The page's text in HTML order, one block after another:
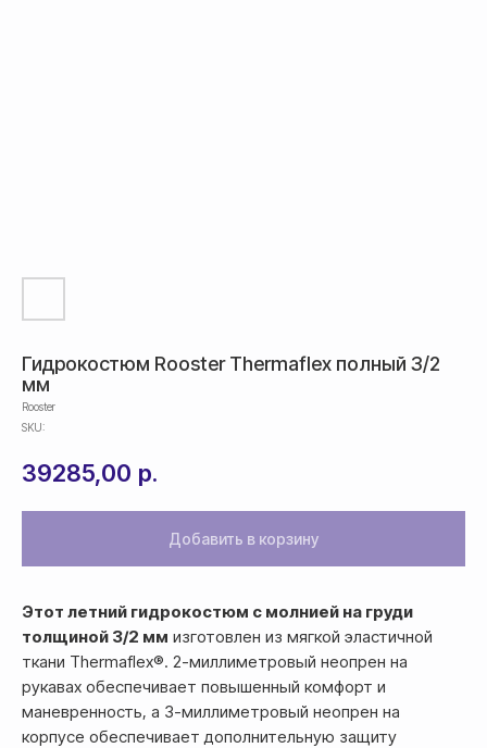
Гидрокостюм Rooster Thermaflex полный 3/2
мм
Rooster
SKU:
39285,00 р.
Добавить в корзину
Этот летний гидрокостюм с молнией на груди
толщиной 3/2 мм изготовлен из мягкой эластичной
ткани Thermaflex®. 2-миллиметровый неопрен на
рукавах обеспечивает повышенный комфорт и
маневренность, а 3-миллиметровый неопрен на
корпусе обеспечивает дополнительную защиту